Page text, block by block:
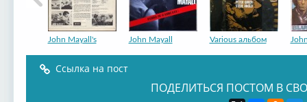
John Mayall's John Mayall Various альбом
Ссылка на пост
ПОДЕЛИТЬСЯ ПОСТОМ В